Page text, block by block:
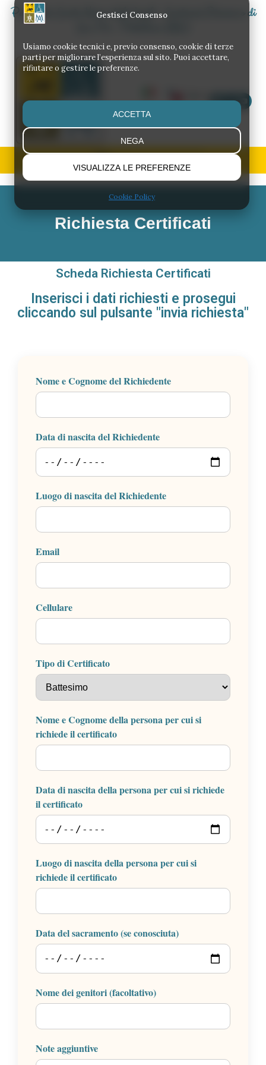
Gestisci Consenso
Usiamo cookie tecnici e, previo consenso, cookie di terze
parti per migliorare l’esperienza sul sito. Puoi accettare,
rifiutare o gestire le preferenze.
ACCETTA
NEGA
VISUALIZZA LE PREFERENZE
Cookie Policy
Parrocchia Santa Maria degli Angeli - Santuario Diocesano di
IT
Richiesta Certificati
Scheda Richiesta Certificati
Inserisci i dati richiesti e prosegui
cliccando sul pulsante "invia richiesta"
Nome e Cognome del Richiedente
Data di nascita del Richiedente
Luogo di nascita del Richiedente
Email
Cellulare
Tipo di Certificato
Nome e Cognome della persona per cui si
richiede il certificato
Data di nascita della persona per cui si richiede
il certificato
Luogo di nascita della persona per cui si
richiede il certificato
Data del sacramento (se conosciuta)
Nome dei genitori (facoltativo)
Note aggiuntive